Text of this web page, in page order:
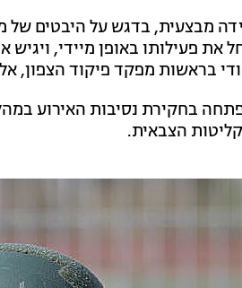
מבצעית, בדגש על היבטים
את פעילותו באופן מיידי,
בראשות מפקד פיקוד הצפון,
בחקירת נסיבות האירוע
הצבאית.